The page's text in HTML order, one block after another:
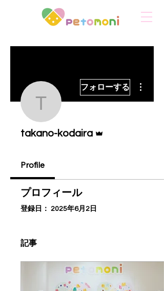
takano-kodaira
フォローする
takano-kodaira
Profile
プロフィール
登録日： 2025年6月2日
記事